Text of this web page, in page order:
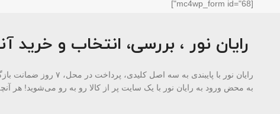
[mc4wp_form id="68"]
رایان نور ، بررسی، انتخاب و خرید
رایان نور با پایبندی
به محض ورود به رایان نور با یک سایت پر از کالا رو به رو می‌شوید! هر